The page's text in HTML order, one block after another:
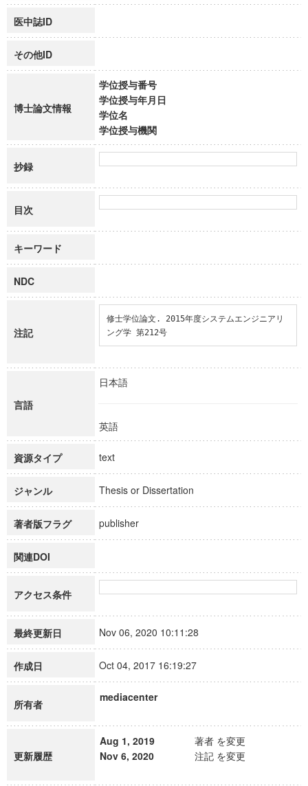
医中誌ID
その他ID
博士論文情報
学位授与番号
学位授与年月日
学位名
学位授与機関
抄録
目次
キーワード
NDC
注記
修士学位論文. 2015年度システムエンジニアリ
ング学 第212号
言語
日本語
英語
資源タイプ text
ジャンル Thesis or Dissertation
著者版フラグ publisher
関連DOI
アクセス条件
最終更新日 Nov 06, 2020 10:11:28
作成日 Oct 04, 2017 16:19:27
所有者
mediacenter
更新履歴
Aug 1, 2019
著者 を変更
Nov 6, 2020
注記 を変更